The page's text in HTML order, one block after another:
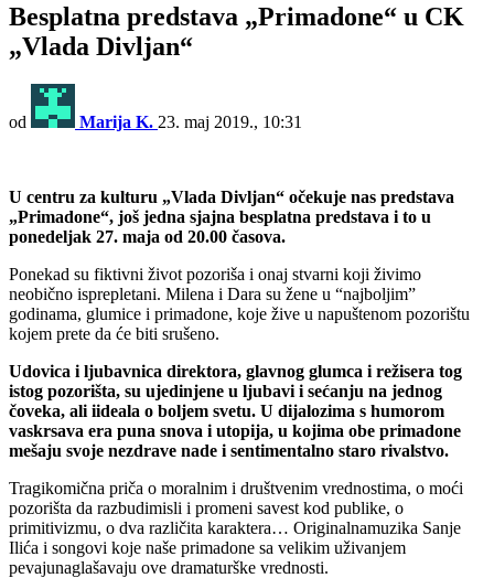
Besplatna predstava „Primadone“ u CK
„Vlada Divljan“
od Marija K. 23. maj 2019., 10:31
U centru za kulturu „Vlada Divljan“ očekuje nas predstava
„Primadone“, još jedna sjajna besplatna predstava i to u
ponedeljak 27. maja od 20.00 časova.
Ponekad su fiktivni život pozoriša i onaj stvarni koji živimo
neobično isprepletani. Milena i Dara su žene u “najboljim”
godinama, glumice i primadone, koje žive u napuštenom pozorištu
kojem prete da će biti srušeno.
Udovica i ljubavnica direktora, glavnog glumca i režisera tog
istog pozorišta, su ujedinjene u ljubavi i sećanju na jednog
čoveka, ali iideala o boljem svetu. U dijalozima s humorom
vaskrsava era puna snova i utopija, u kojima obe primadone
mešaju svoje nezdrave nade i sentimentalno staro rivalstvo.
Tragikomična priča o moralnim i društvenim vrednostima, o moći
pozorišta da razbudimisli i promeni savest kod publike, o
primitivizmu, o dva različita karaktera… Originalnamuzika Sanje
Ilića i songovi koje naše primadone sa velikim uživanjem
pevajunaglašavaju ove dramaturške vrednosti.